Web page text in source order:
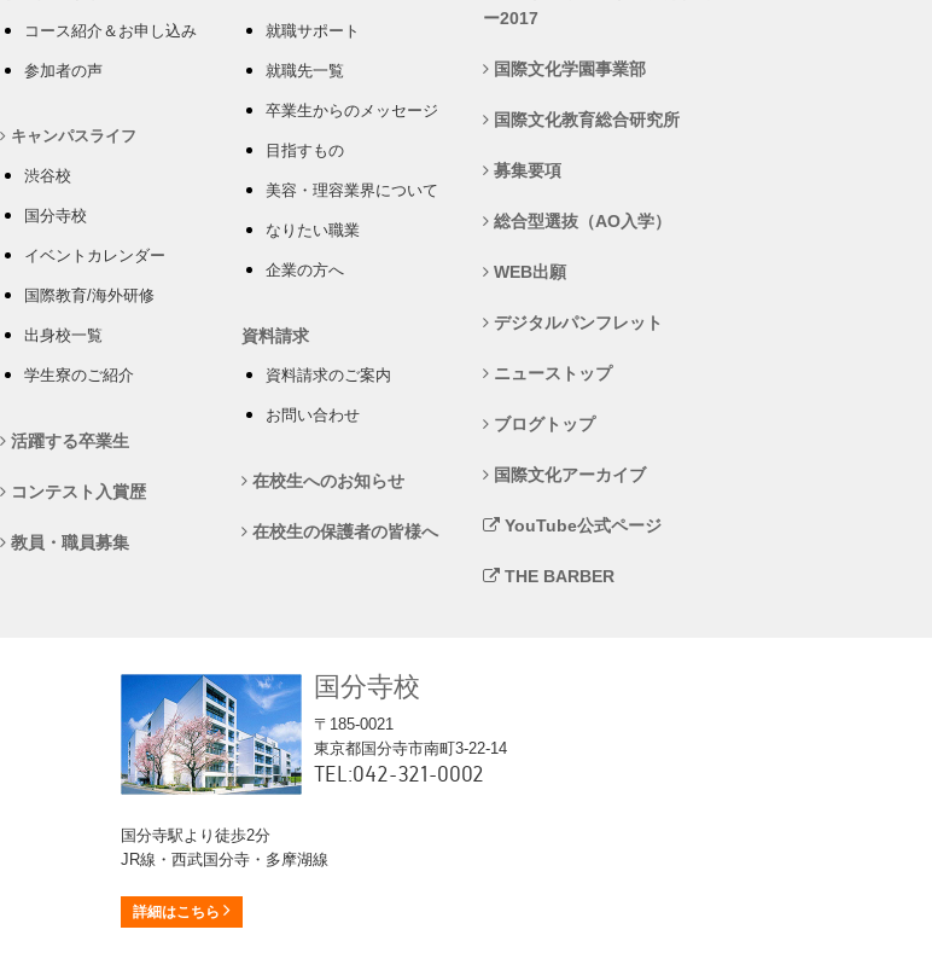
コース紹介＆お申し込み
参加者の声
キャンパスライフ
渋谷校
国分寺校
イベントカレンダー
国際教育/海外研修
出身校一覧
学生寮のご紹介
活躍する卒業生
コンテスト入賞歴
教員・職員募集
就職サポート
就職先一覧
卒業生からのメッセージ
目指すもの
美容・理容業界について
なりたい職業
企業の方へ
資料請求
資料請求のご案内
お問い合わせ
在校生へのお知らせ
在校生の保護者の皆様へ
ー2017
国際文化学園事業部
国際文化教育総合研究所
募集要項
総合型選抜（AO入学）
WEB出願
デジタルパンフレット
ニューストップ
ブログトップ
国際文化アーカイブ
YouTube公式ページ
THE BARBER
国分寺校
〒185-0021
東京都国分寺市南町3-22-14
TEL:042-321-0002
国分寺駅より徒歩2分
JR線・西武国分寺・多摩湖線
詳細はこちら